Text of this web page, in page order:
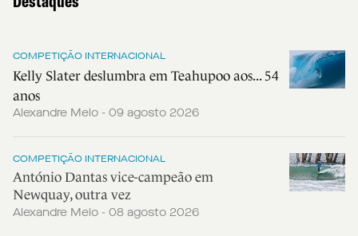
COMPETIÇÃO INTERNACIONAL
Kelly Slater deslumbra em Teahupoo aos... 54
anos
Alexandre Melo - 09 agosto 2026
COMPETIÇÃO INTERNACIONAL
António Dantas vice-campeão em
Newquay, outra vez
Alexandre Melo - 08 agosto 2026